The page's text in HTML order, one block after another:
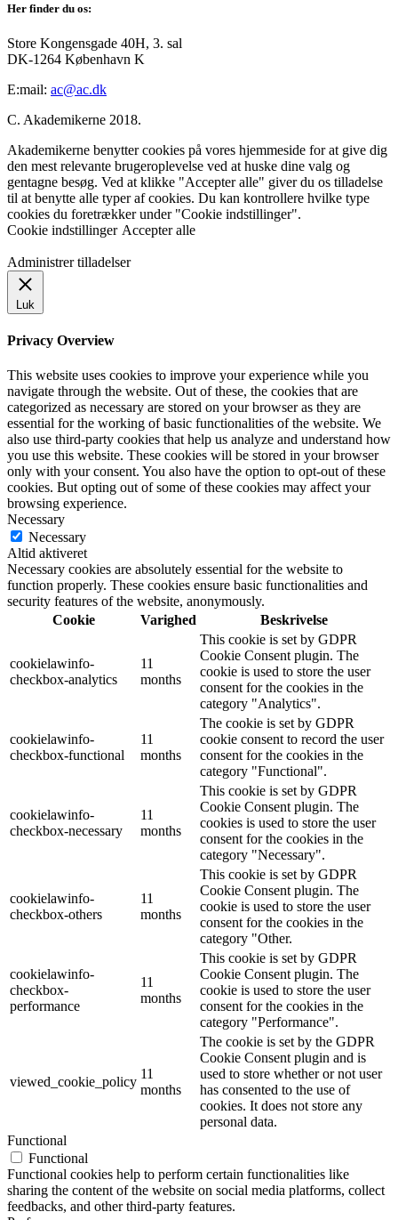
Her finder du os:
Store Kongensgade 40H, 3. sal
DK-1264 København K
E:mail: ac@ac.dk
C. Akademikerne 2018.
Akademikerne benytter cookies på vores hjemmeside for at give dig
den mest relevante brugeroplevelse ved at huske dine valg og
gentagne besøg. Ved at klikke "Accepter alle" giver du os tilladelse
til at benytte alle typer af cookies. Du kan kontrollere hvilke type
cookies du foretrækker under "Cookie indstillinger".
Cookie indstillinger Accepter alle
Administrer tilladelser
Luk
Privacy Overview
This website uses cookies to improve your experience while you
navigate through the website. Out of these, the cookies that are
categorized as necessary are stored on your browser as they are
essential for the working of basic functionalities of the website. We
also use third-party cookies that help us analyze and understand how
you use this website. These cookies will be stored in your browser
only with your consent. You also have the option to opt-out of these
cookies. But opting out of some of these cookies may affect your
browsing experience.
Necessary
Necessary
Altid aktiveret
Necessary cookies are absolutely essential for the website to
function properly. These cookies ensure basic functionalities and
security features of the website, anonymously.
Cookie
Varighed Beskrivelse
cookielawinfo-
checkbox-analytics
11
months
This cookie is set by GDPR
Cookie Consent plugin. The
cookie is used to store the user
consent for the cookies in the
category "Analytics".
cookielawinfo-
checkbox-functional
11
months
The cookie is set by GDPR
cookie consent to record the user
consent for the cookies in the
category "Functional".
cookielawinfo-
checkbox-necessary
11
months
This cookie is set by GDPR
Cookie Consent plugin. The
cookies is used to store the user
consent for the cookies in the
category "Necessary".
cookielawinfo-
checkbox-others
11
months
This cookie is set by GDPR
Cookie Consent plugin. The
cookie is used to store the user
consent for the cookies in the
category "Other.
cookielawinfo-
checkbox-
performance
11
months
This cookie is set by GDPR
Cookie Consent plugin. The
cookie is used to store the user
consent for the cookies in the
category "Performance".
viewed_cookie_policy
11
months
The cookie is set by the GDPR
Cookie Consent plugin and is
used to store whether or not user
has consented to the use of
cookies. It does not store any
personal data.
Functional
Functional
Functional cookies help to perform certain functionalities like
sharing the content of the website on social media platforms, collect
feedbacks, and other third-party features.